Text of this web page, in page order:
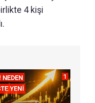
4 kişi